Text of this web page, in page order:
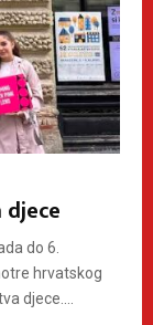
do 6.
hrvatskog
djece....